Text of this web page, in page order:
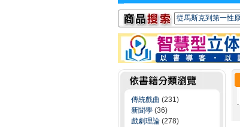
傳統戲曲 (231)
新聞學 (36)
戲劇理論 (278)